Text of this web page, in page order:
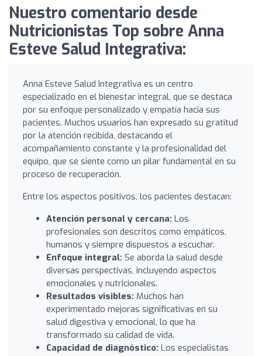
Nuestro comentario desde
Nutricionistas Top sobre Anna
Esteve Salud Integrativa:
Anna Esteve Salud Integrativa es un centro
especializado en el bienestar integral, que se destaca
por su enfoque personalizado y empatía hacia sus
pacientes. Muchos usuarios han expresado su gratitud
por la atención recibida, destacando el
acompañamiento constante y la profesionalidad del
equipo, que se siente como un pilar fundamental en su
proceso de recuperación.
Entre los aspectos positivos, los pacientes destacan:
Atención personal y cercana: Los
profesionales son descritos como empáticos,
humanos y siempre dispuestos a escuchar.
Enfoque integral: Se aborda la salud desde
diversas perspectivas, incluyendo aspectos
emocionales y nutricionales.
Resultados visibles: Muchos han
experimentado mejoras significativas en su
salud digestiva y emocional, lo que ha
transformado su calidad de vida.
Capacidad de diagnóstico: Los especialistas